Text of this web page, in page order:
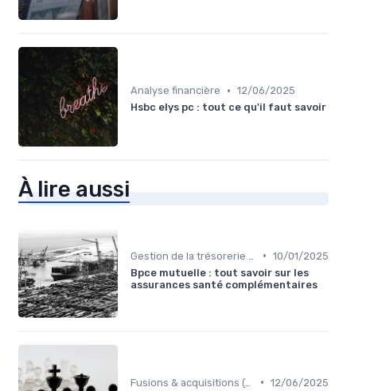
Analyse financière • 12/06/2025
Hsbc elys pc : tout ce qu'il faut savoir
À lire aussi
• 10/01/2025
Bpce mutuelle : tout savoir sur les
assurances santé complémentaires
• 12/06/2025